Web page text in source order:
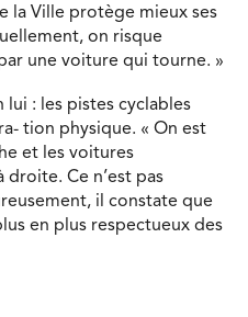
la Ville protège mieux ses
on risque
une voiture qui tourne. »
: les pistes cyclables
tion physique. « On est
et les voitures
droite. Ce n’est pas
il constate que
en plus respectueux des